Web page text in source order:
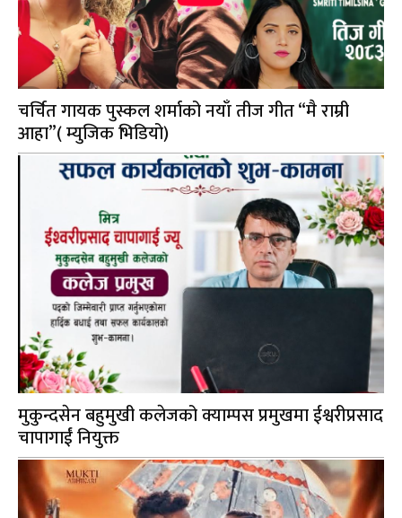
चर्चित गायक पुस्कल शर्माको नयाँ तीज गीत “मै राम्री
आहा”( म्युजिक भिडियो)
मुकुन्दसेन बहुमुखी कलेजको क्याम्पस प्रमुखमा ईश्वरीप्रसाद
चापागाईं नियुक्त